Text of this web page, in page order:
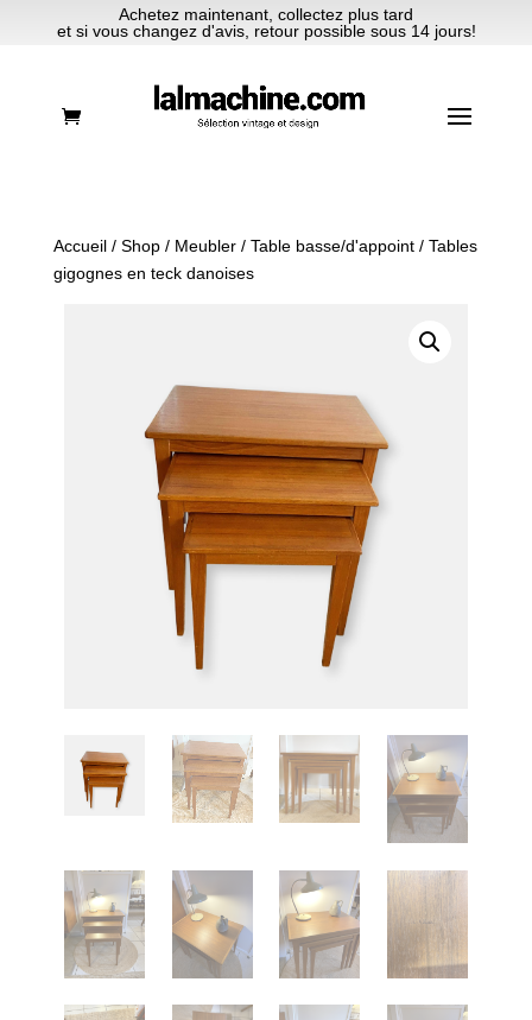
Achetez maintenant, collectez plus tard
et si vous changez d'avis, retour possible sous 14 jours!
Accueil/ Shop/ Meubler/ Table basse/d'appoint/ Tables
gigognes en teck danoises